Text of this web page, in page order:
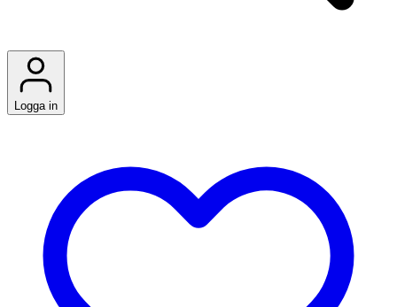
Logga in